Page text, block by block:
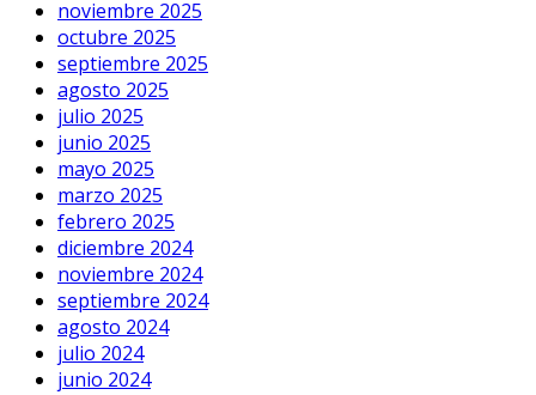
noviembre 2025
octubre 2025
septiembre 2025
agosto 2025
julio 2025
junio 2025
mayo 2025
marzo 2025
febrero 2025
diciembre 2024
noviembre 2024
septiembre 2024
agosto 2024
julio 2024
junio 2024